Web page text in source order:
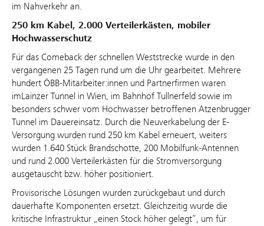
im Nahverkehr an.
250 km Kabel, 2.000 Verteilerkästen, mobiler
Hochwasserschutz
Für das Comeback der schnellen Weststrecke wurde in den
vergangenen 25 Tagen rund um die Uhr gearbeitet. Mehrere
hundert ÖBB-Mitarbeiter:innen und Partnerfirmen waren
imLainzer Tunnel in Wien, im Bahnhof Tullnerfeld sowie im
besonders schwer vom Hochwasser betroffenen Atzenbrugger
Tunnel im Dauereinsatz. Durch die Neuverkabelung der E-
Versorgung wurden rund 250 km Kabel erneuert, weiters
wurden 1.640 Stück Brandschotte, 200 Mobilfunk-Antennen
und rund 2.000 Verteilerkästen für die Stromversorgung
ausgetauscht bzw. höher positioniert.
Provisorische Lösungen wurden zurückgebaut und durch
dauerhafte Komponenten ersetzt. Gleichzeitig wurde die
kritische Infrastruktur „einen Stock höher gelegt“, um für